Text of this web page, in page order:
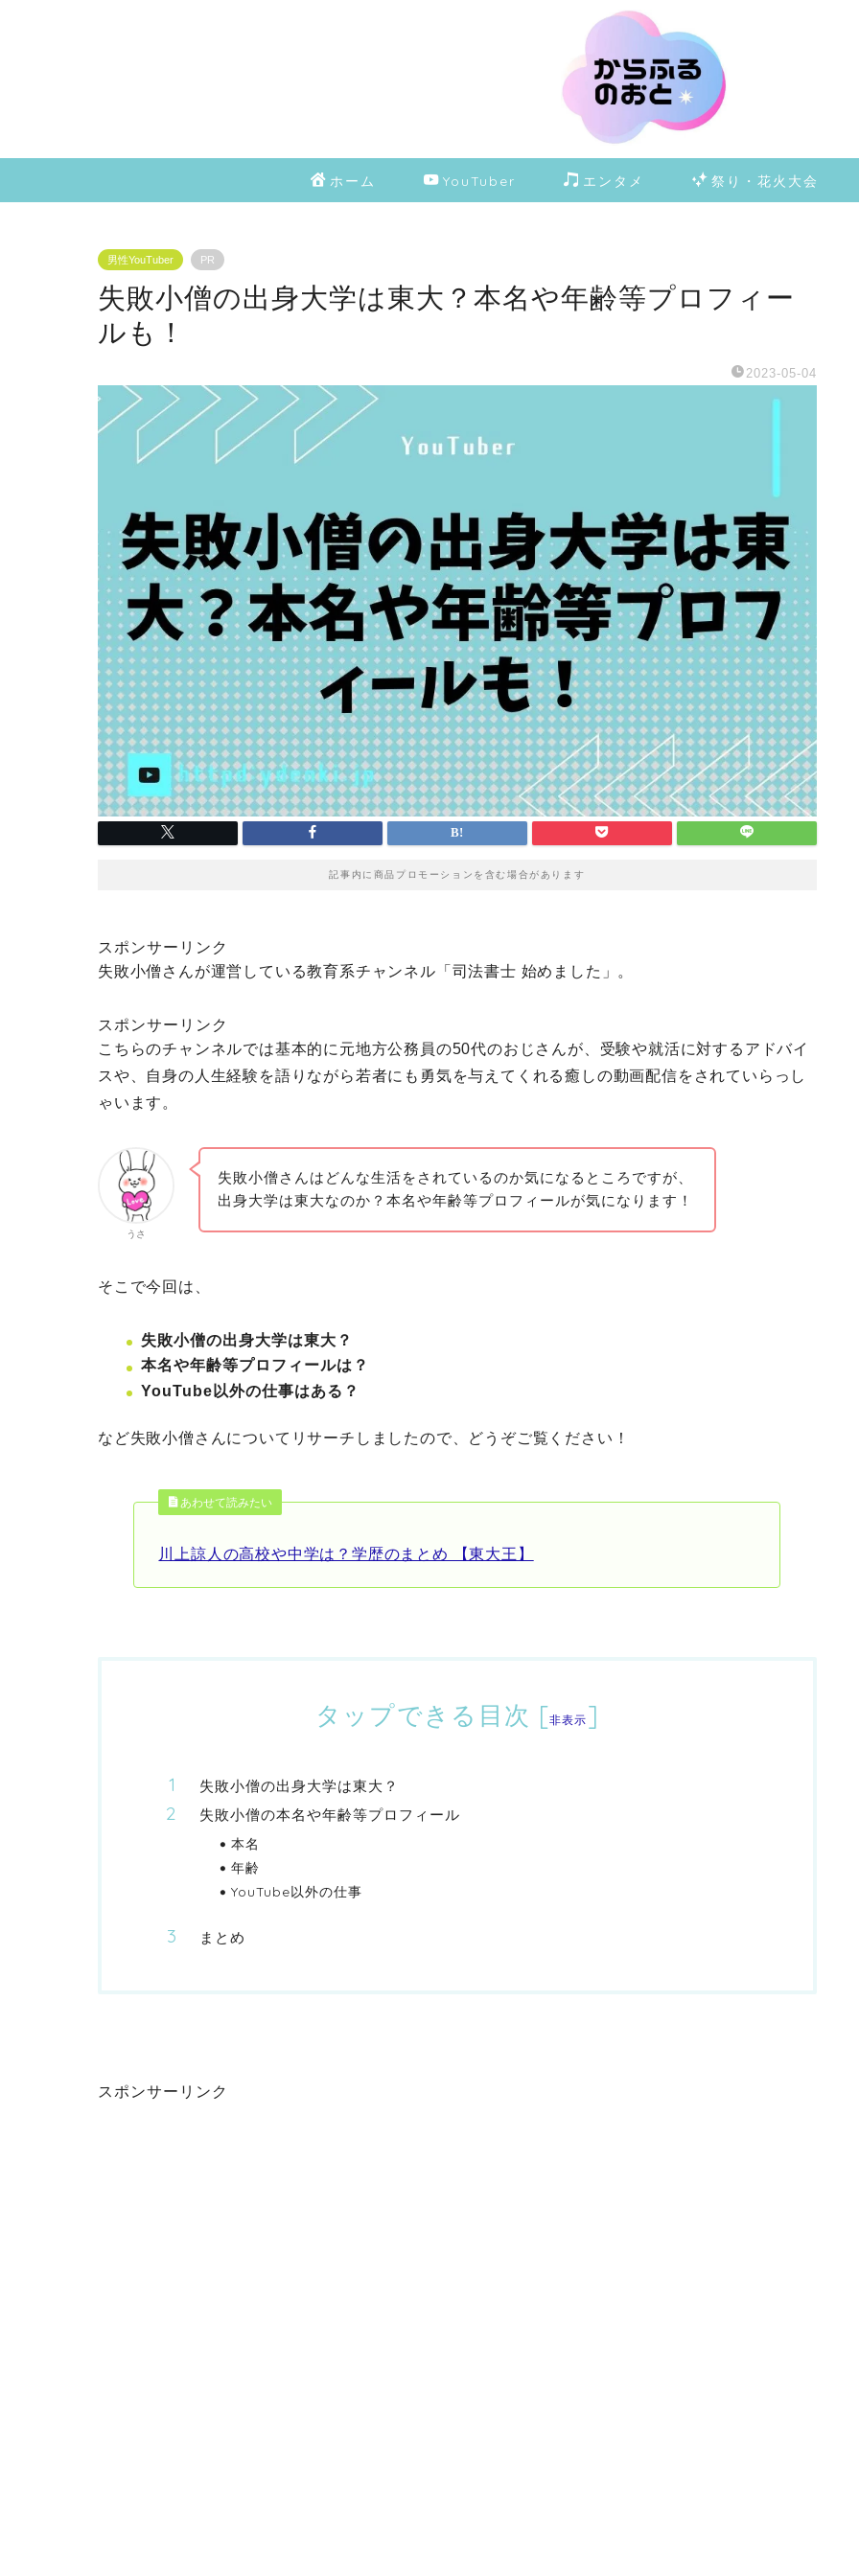
ホーム YouTuber エンタメ 祭り・花火大会
男性YouTuber PR
失敗小僧の出身大学は東大？本名や年齢等プロフィー
ルも！
2023-05-04
記事内に商品プロモーションを含む場合があります
スポンサーリンク
失敗小僧さんが運営している教育系チャンネル「司法書士 始めました」。
スポンサーリンク
こちらのチャンネルでは基本的に元地方公務員の50代のおじさんが、受験や就活に対するアドバイ
スや、自身の人生経験を語りながら若者にも勇気を与えてくれる癒しの動画配信をされていらっし
ゃいます。
うさ
失敗小僧さんはどんな生活をされているのか気になるところですが、
出身大学は東大なのか？本名や年齢等プロフィールが気になります！
そこで今回は、
失敗小僧の出身大学は東大？
本名や年齢等プロフィールは？
YouTube以外の仕事はある？
など失敗小僧さんについてリサーチしましたので、どうぞご覧ください！
あわせて読みたい
川上諒人の高校や中学は？学歴のまとめ 【東大王】
タップできる目次 [非表示 ]
失敗小僧の出身大学は東大？
失敗小僧の本名や年齢等プロフィール
本名
年齢
YouTube以外の仕事
まとめ
スポンサーリンク